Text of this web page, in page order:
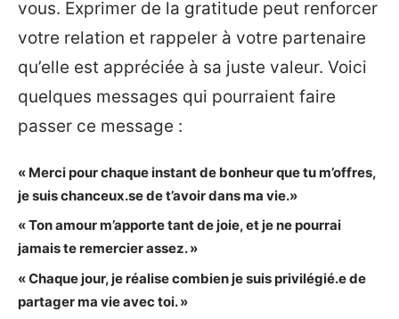
vous. Exprimer de la gratitude peut renforcer
votre relation et rappeler à votre partenaire
qu’elle est appréciée à sa juste valeur. Voici
quelques messages qui pourraient faire
passer ce message :
« Merci pour chaque instant de bonheur que tu m’offres,
je suis chanceux.se de t’avoir dans ma vie.»
« Ton amour m’apporte tant de joie, et je ne pourrai
jamais te remercier assez. »
« Chaque jour, je réalise combien je suis privilégié.e de
partager ma vie avec toi. »